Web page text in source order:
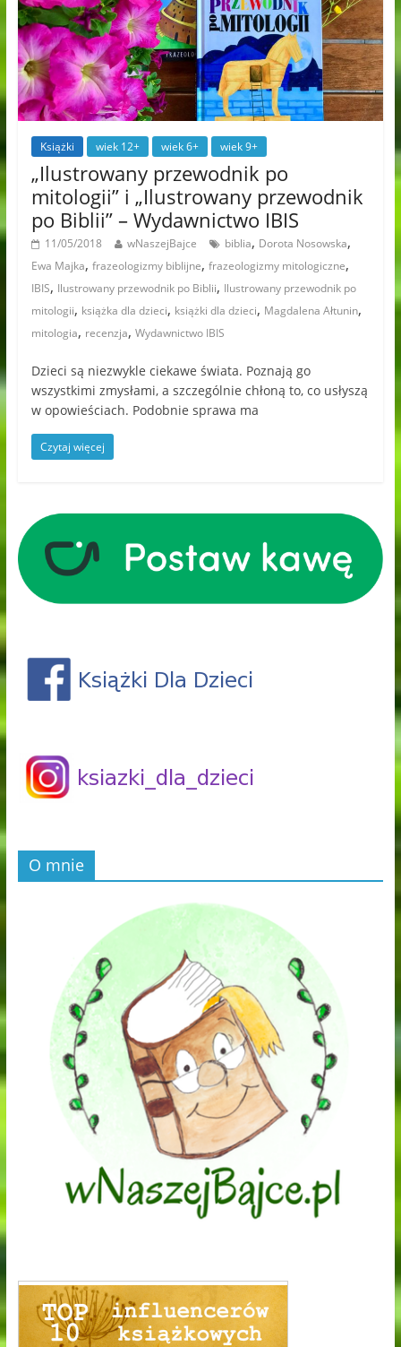
Książki wiek 12+ wiek 6+ wiek 9+
„Ilustrowany przewodnik po
mitologii” i „Ilustrowany przewodnik
po Biblii” – Wydawnictwo IBIS
11/05/2018 wNaszejBajce biblia, Dorota Nosowska,
Ewa Majka, frazeologizmy biblijne, frazeologizmy mitologiczne,
IBIS, Ilustrowany przewodnik po Biblii, Ilustrowany przewodnik po
mitologii, książka dla dzieci, książki dla dzieci, Magdalena Ałtunin,
mitologia, recenzja, Wydawnictwo IBIS
Dzieci są niezwykle ciekawe świata. Poznają go
wszystkimi zmysłami, a szczególnie chłoną to, co usłyszą
w opowieściach. Podobnie sprawa ma
Czytaj więcej
O mnie